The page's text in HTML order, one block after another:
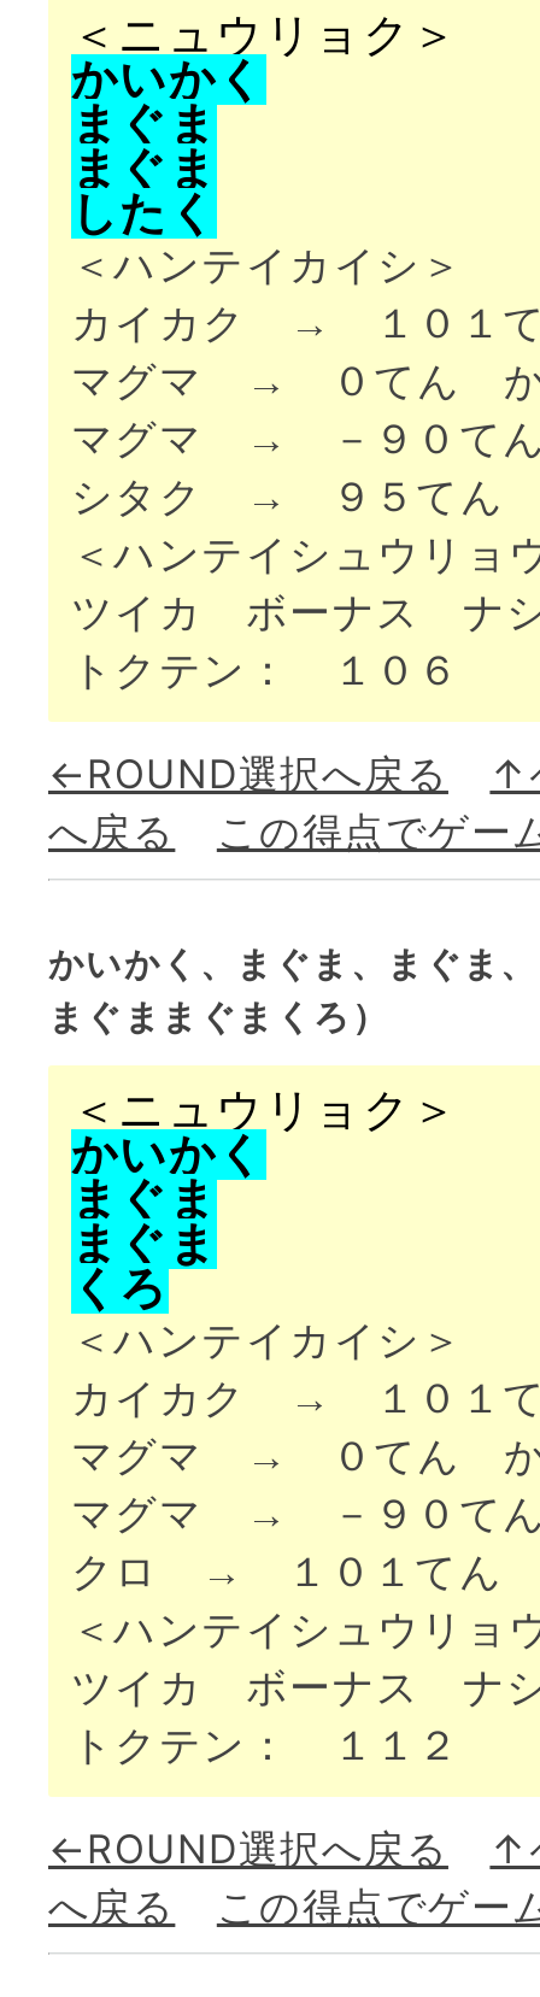
＜ニュウリョク＞
かいか く
ま ぐ ま
ま ぐ ま
した く
＜ハンテイカイシ＞
カイカク → １０１
マグマ → ０てん か
マグマ → －９０て
シタク → ９５てん
＜ハンテイシュウリョ
ツイカ ボーナス ナ
トクテン： １０６
←ROUND選択へ戻る
↑
へ戻る
この得点でゲー
かいかく、まぐま、まぐま
まぐままぐまくろ）
＜ニュウリョク＞
かいか く
ま ぐ ま
ま ぐ ま
く ろ
＜ハンテイカイシ＞
カイカク → １０１
マグマ → ０てん か
マグマ → －９０て
クロ → １０１てん
＜ハンテイシュウリョ
ツイカ ボーナス ナ
トクテン： １１２
←ROUND選択へ戻る
↑
へ戻る
この得点でゲー